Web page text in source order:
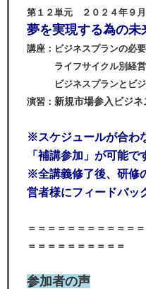
第１２単元 ２０２４年９月
夢を実現する為の未
講座：ビジネスプランの必
ライフサイクル別経営
ビジネスプランとビジ
演習： 新規市場参入ビジネ
※スケジュールが合わ
「補講参加」が可能で
※全講義修了後、研修
営者様にフィードバッ
＝＝＝＝＝＝＝＝＝＝＝
＝＝＝＝＝＝＝＝＝＝
参加者の声